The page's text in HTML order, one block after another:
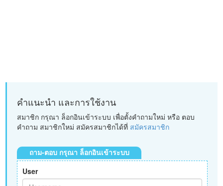
คำแนะนำ และการใช้งาน
สมาชิก กรุณา ล็อกอินเข้าระบบ เพื่อตั้งคำถามใหม่ หรือ ตอบ
คำถาม สมาชิกใหม่ สมัครสมาชิกได้ที่ สมัครสมาชิก
ถาม-ตอบ กรุณา ล็อกอินเข้าระบบ
User